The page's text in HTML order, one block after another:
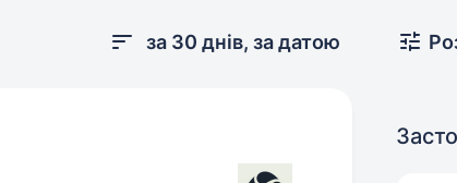
за 30 днів, за датою